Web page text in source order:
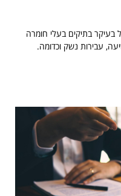
בעיקר בתיקים בעלי חומרה
עבירות נשק וכדומה.